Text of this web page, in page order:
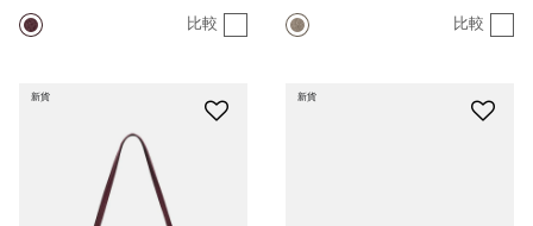
比較 比較
新貨 新貨